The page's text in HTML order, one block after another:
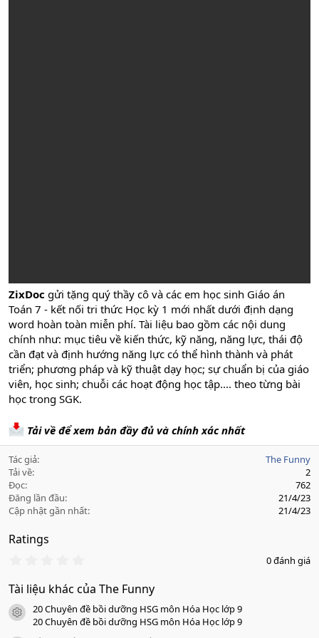
ZixDoc gửi tặng quý thầy cô và các em học sinh Giáo án
Toán 7 - kết nối tri thức Học kỳ 1 mới nhất dưới định dạng
word hoàn toàn miễn phí. Tài liệu bao gồm các nội dung
chính như: mục tiêu về kiến thức, kỹ năng, năng lực, thái độ
cần đạt và định hướng năng lực có thể hình thành và phát
triển; phương pháp và kỹ thuật dạy học; sự chuẩn bị của giáo
viên, học sinh; chuỗi các hoạt động học tập.... theo từng bài
học trong SGK.
Tải về để xem bản đầy đủ và chính xác nhất
Tác giả
The Funny
Tải về
2
Đọc
762
Đăng lần đầu
21/4/23
Cập nhật gần nhất
21/4/23
Ratings
0
0
s
a
o
0 đánh giá
Tài liệu khác của The Funny
icon tài liệu
20 Chuyên đề bồi dưỡng HSG môn Hóa Học lớp 9
20 Chuyên đề bồi dưỡng HSG môn Hóa Học lớp 9